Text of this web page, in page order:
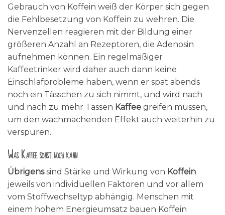
Gebrauch von Koffein weiß der Körper sich gegen
die Fehlbesetzung von Koffein zu wehren. Die
Nervenzellen reagieren mit der Bildung einer
größeren Anzahl an Rezeptoren, die Adenosin
aufnehmen können. Ein regelmäßiger
Kaffeetrinker wird daher auch dann keine
Einschlafprobleme haben, wenn er spät abends
noch ein Tässchen zu sich nimmt, und wird nach
und nach zu mehr Tassen Kaffee greifen müssen,
um den wachmachenden Effekt auch weiterhin zu
verspüren.
Was Kaffee sonst noch kann
Übrigenssind Stärke und Wirkung von Koffein
jeweils von individuellen Faktoren und vor allem
vom Stoffwechseltyp abhängig. Menschen mit
einem hohem Energieumsatz bauen Koffein